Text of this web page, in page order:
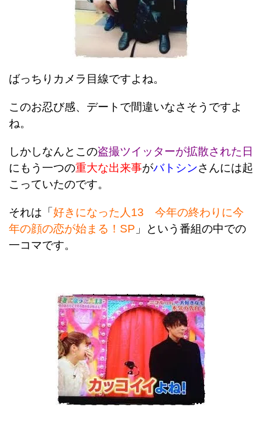
ばっちりカメラ目線ですよね。
このお忍び感、デートで間違いなさそうですよ
ね。
しかしなんとこの盗撮ツイッターが拡散された日
にもう一つの重大な出来事がバトシンさんには起
こっていたのです。
それは「 好きになった人13 今年の終わりに今
年の顔の恋が始まる！SP 」という番組の中での
一コマです。